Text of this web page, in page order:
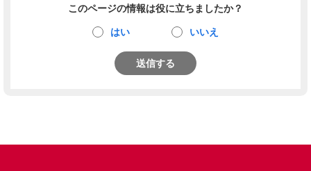
このページの情報は役に立ちましたか？
はい いいえ
送信する